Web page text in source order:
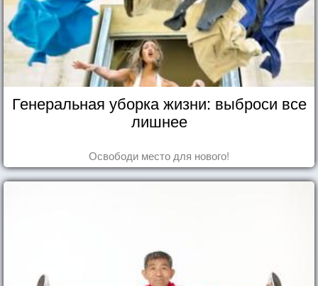
Генеральная уборка жизни: выброси все
лишнее
Освободи место для нового!